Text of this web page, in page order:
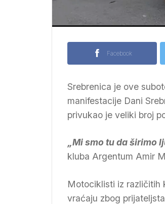
Facebook
Srebrenica je ove
manifestacije Dani
privukao je veliki broj
„Mi smo tu da širimo
kluba Argentum Amir
Motociklisti iz različitih
vraćaju zbog